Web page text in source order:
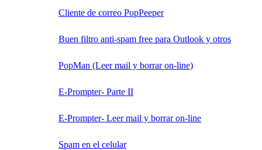
Cliente de correo PopPeeper
Buen filtro anti-spam free para Outlook y otros
PopMan (Leer mail y borrar on-line)
E-Prompter- Parte II
E-Prompter- Leer mail y borrar on-line
Spam en el celular